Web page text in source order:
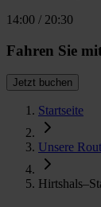
14:00 / 20:30
Fahren Sie
Jetzt buchen
Startseite
Unsere